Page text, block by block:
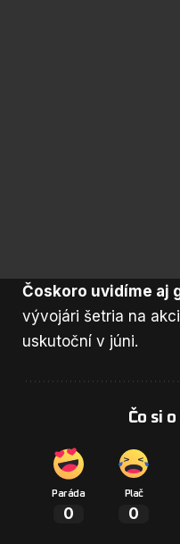
Čoskoro uvidíme aj
vývojári šetria na
uskutoční v júni.
Čo si
Paráda
0
Plač
0